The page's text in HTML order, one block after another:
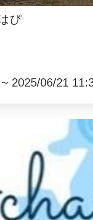
ぴ
2025/06/21